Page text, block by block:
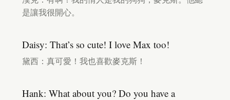
是讓我很開心。
Daisy: That’s so cute! I love Max too!
黛西：真可愛！我也喜歡麥克斯！
Hank: What about you? Do you have a